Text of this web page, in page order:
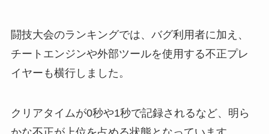
闘技大会のランキングでは、バグ利用者に加え、
チートエンジンや外部ツールを使用する不正プレ
イヤーも横行しました。
クリアタイムが0秒や1秒で記録されるなど、明ら